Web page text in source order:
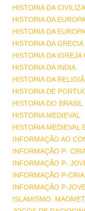
HISTORIA DA
HISTORIA DA EUROPA
HISTORIA DA
HISTORIA DA GRECIA
HISTORIA DA IGREJA
HISTORIA DA INDIA
HISTORIA DA
HISTORIA DE
HISTORIA DO BRASIL
HISTORIA MEDIEVAL
HISTORIA MEDIEVAL
INFORMAÇÃO AO
INFORMAÇÃO P-
INFORMAÇÃO P-
INFORMAÇÃO P-
INFORMAÇÃO P-
ISLAMISMO.